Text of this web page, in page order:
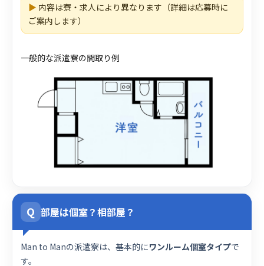
▶ 内容は寮・求人により異なります（詳細は応募時に
ご案内します）
一般的な派遣寮の間取り例
Q 部屋は個室？相部屋？
Man to Manの派遣寮は、基本的にワンルーム個室タイプで
す。